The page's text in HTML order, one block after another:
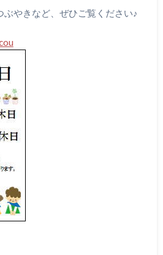
ぶやきなど、ぜひご覧ください♪